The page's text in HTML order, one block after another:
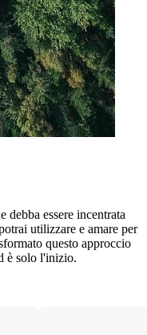
essere incentrata
utilizzare e amare per
questo approccio
è solo l'inizio.